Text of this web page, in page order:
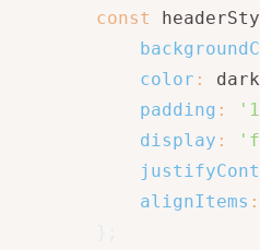
const
color :
padding :
display :
alignItems :